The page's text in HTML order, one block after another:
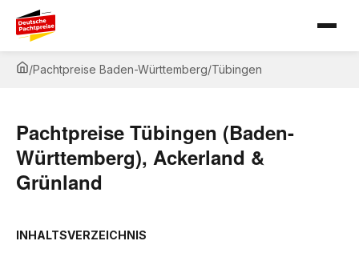
/Pachtpreise Baden-Württemberg/Tübingen
Pachtpreise Tübingen (Baden-
Württemberg), Ackerland &
Grünland
INHALTSVERZEICHNIS